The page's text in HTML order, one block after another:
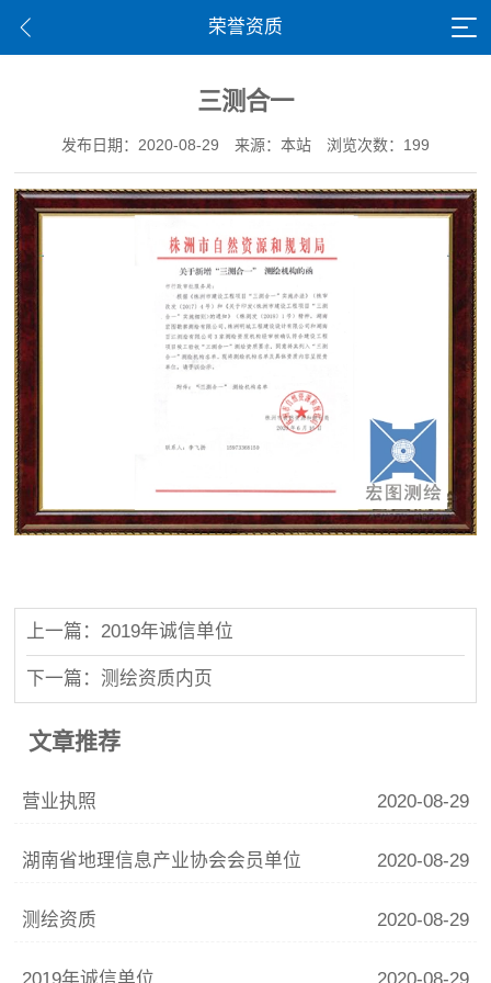
荣誉资质
三测合一
发布日期：2020-08-29 来源：本站 浏览次数：199
上一篇：2019年诚信单位
下一篇：测绘资质内页
文章推荐
营业执照 2020-08-29
湖南省地理信息产业协会会员单位 2020-08-29
测绘资质 2020-08-29